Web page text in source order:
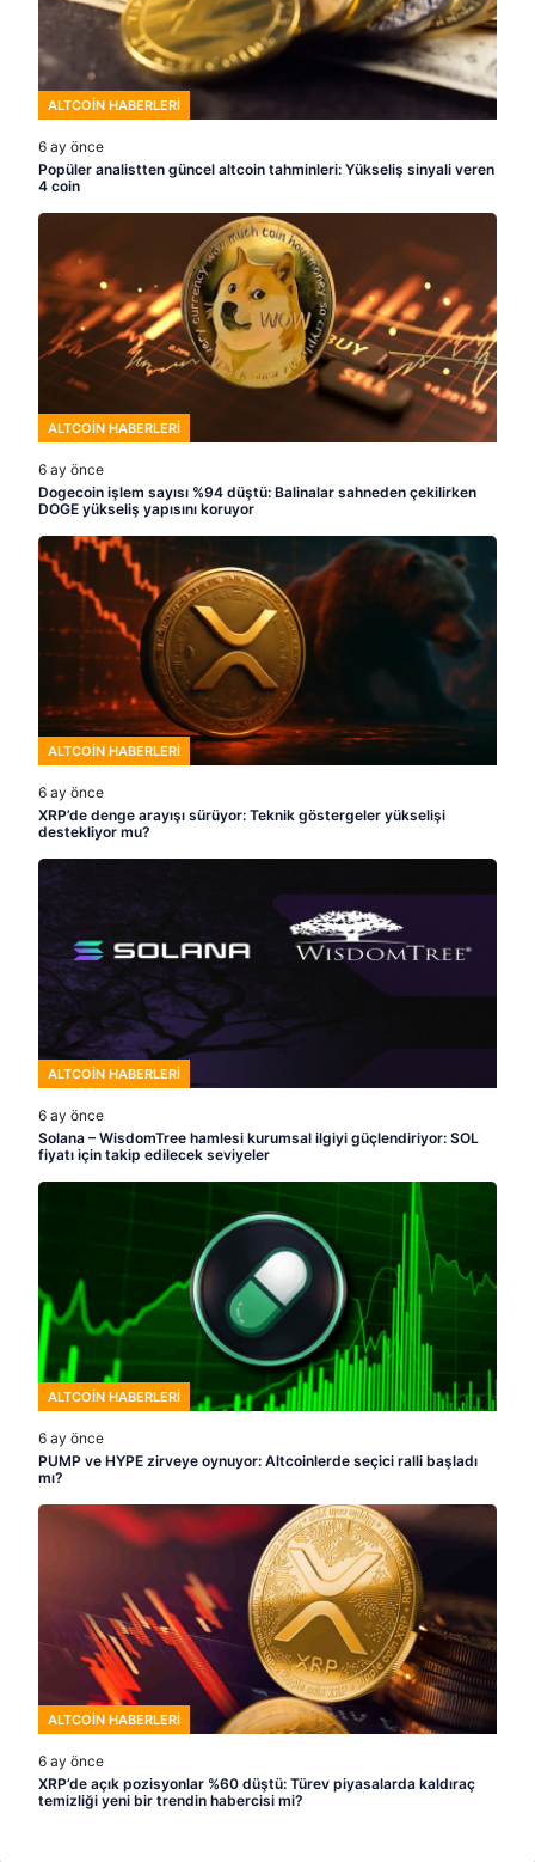
ALTCOIN HABERLERI
6 ay önce
Popüler analistten güncel altcoin tahminleri: Yükseliş sinyali veren
4 coin
ALTCOIN HABERLERI
6 ay önce
Dogecoin işlem sayısı %94 düştü: Balinalar sahneden çekilirken
DOGE yükseliş yapısını koruyor
ALTCOIN HABERLERI
6 ay önce
XRP’de denge arayışı sürüyor: Teknik göstergeler yükselişi
destekliyor mu?
ALTCOIN HABERLERI
6 ay önce
Solana – WisdomTree hamlesi kurumsal ilgiyi güçlendiriyor: SOL
fiyatı için takip edilecek seviyeler
ALTCOIN HABERLERI
6 ay önce
PUMP ve HYPE zirveye oynuyor: Altcoinlerde seçici ralli başladı
mı?
ALTCOIN HABERLERI
6 ay önce
XRP’de açık pozisyonlar %60 düştü: Türev piyasalarda kaldıraç
temizliği yeni bir trendin habercisi mi?